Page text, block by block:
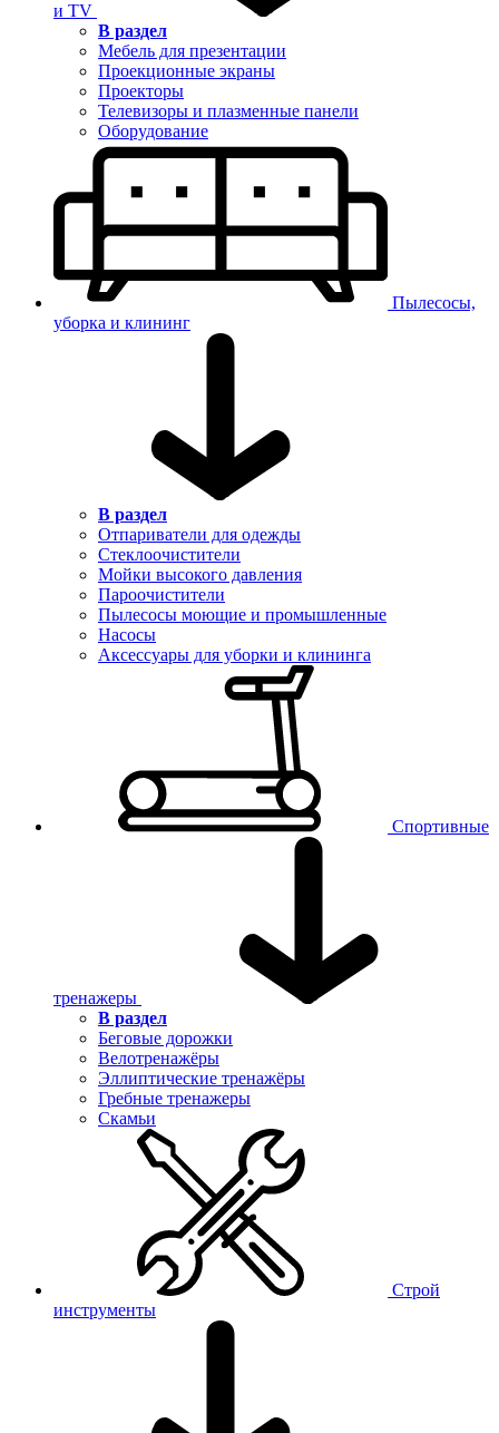
и TV
В раздел
Мебель для презентации
Проекционные экраны
Проекторы
Телевизоры и плазменные панели
Оборудование
Пылесосы,
уборка и клининг
В раздел
Отпариватели для одежды
Стеклоочистители
Мойки высокого давления
Пароочистители
Пылесосы моющие и промышленные
Насосы
Аксессуары для уборки и клининга
Спортивные
тренажеры
В раздел
Беговые дорожки
Велотренажёры
Эллиптические тренажёры
Гребные тренажеры
Скамьи
Строй
инструменты